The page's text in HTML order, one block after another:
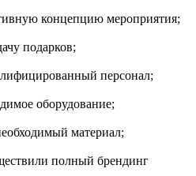
концепцию мероприятия;
подарков;
персонал;
оборудование;
материал;
полный брендинг